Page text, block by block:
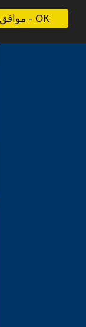
موافق - OK